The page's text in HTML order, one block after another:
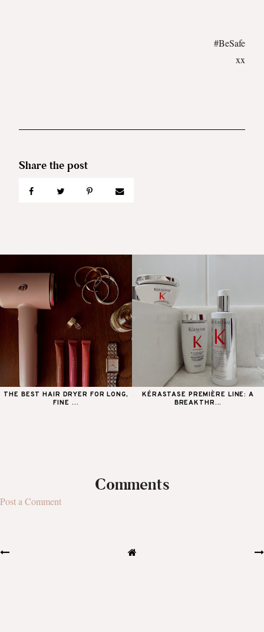
#BeSafe
xx
THE BEST HAIR DRYER FOR LONG,
FINE ...
KÉRASTASE PREMIÈRE LINE: A
BREAKTHR...
Comments
Post a Comment